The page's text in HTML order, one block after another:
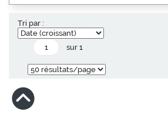
Tri par :
sur 1